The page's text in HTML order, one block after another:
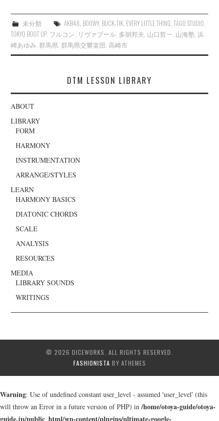
未分類 AKB48, BOOWY, BUCK-TIK, EVERY LITTLE THING, TAGO STUDIO,
TOKYO BOOT UP, フルコン, リヴァプール, 多胡邦夫, 山口哲一, 山海塾,浜
崎あゆみ, 群馬県, 群馬県交響楽団,高崎市
DTM LESSON LIBRARY
ABOUT
LIBRARY
FORM
HARMONY
INSTRUMENTATION
ARRANGE/STYLES
LEARN
HARMONY BASICS
DIATONIC CHORDS
SCALE
ANALYSIS
RESOURCES
MEDIA
LIBRARY SOUNDS
WRITINGS
© 2026 DICEWORKS. ALL RIGHTS RESERVED.
FASHIONISTA BY ATHEMES
Warning: Use of undefined constant user_level - assumed 'user_level' (this
will throw an Error in a future version of PHP) in/home/otoya-guide/otoya-
guide.jp/public_html/wp-content/plugins/ultimate-google-